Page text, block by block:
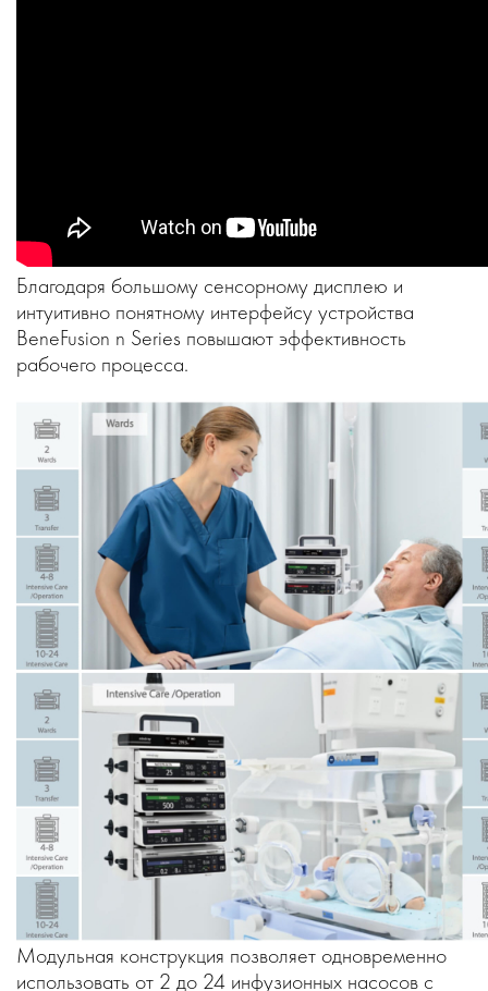
Благодаря большому сенсорному дисплею и
интуитивно понятному интерфейсу устройства
BeneFusion n Series повышают эффективность
рабочего процесса.
Модульная конструкция позволяет одновременно
использовать от 2 до 24 инфузионных насосов с